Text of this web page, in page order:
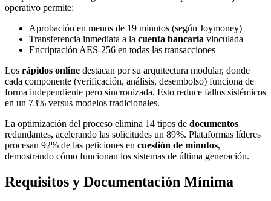
operativo permite:
Aprobación en menos de 19 minutos (según Joymoney)
Transferencia inmediata a la cuenta bancaria vinculada
Encriptación AES-256 en todas las transacciones
Los rápidos online destacan por su arquitectura modular, donde
cada componente (verificación, análisis, desembolso) funciona de
forma independiente pero sincronizada. Esto reduce fallos sistémicos
en un 73% versus modelos tradicionales.
La optimización del proceso elimina 14 tipos de documentos
redundantes, acelerando las solicitudes un 89%. Plataformas líderes
procesan 92% de las peticiones en cuestión de minutos,
demostrando cómo funcionan los sistemas de última generación.
Requisitos y Documentación Mínima